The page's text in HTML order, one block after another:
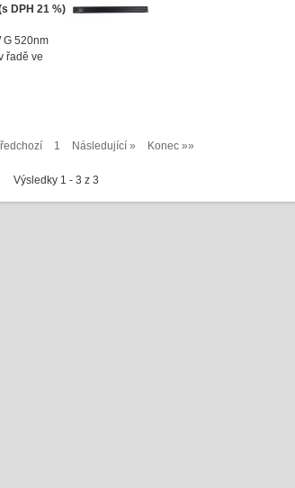
DPH 21 %)
G 520nm
řadě ve
1 Následující » Konec »»
Výsledky 1 - 3 z 3